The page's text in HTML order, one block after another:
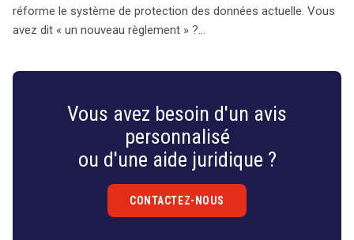
réforme le système de protection des données actuelle. Vous
avez dit « un nouveau règlement » ?…
Vous avez besoin d'un avis
personnalisé
ou d'une aide juridique ?
CONTACTEZ-NOUS